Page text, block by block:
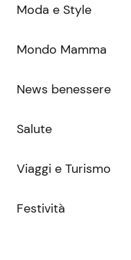
Moda e Style
Mondo Mamma
News benessere
Salute
Viaggi e Turismo
Festività